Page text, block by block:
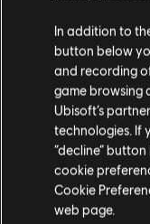
Baixo
In addition to
button below
and recording
game browsing
Ubisoft’s
technologies. If
“decline”
cookie
Cookie
web page.